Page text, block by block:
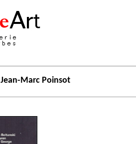
Jean-Marc Poinsot